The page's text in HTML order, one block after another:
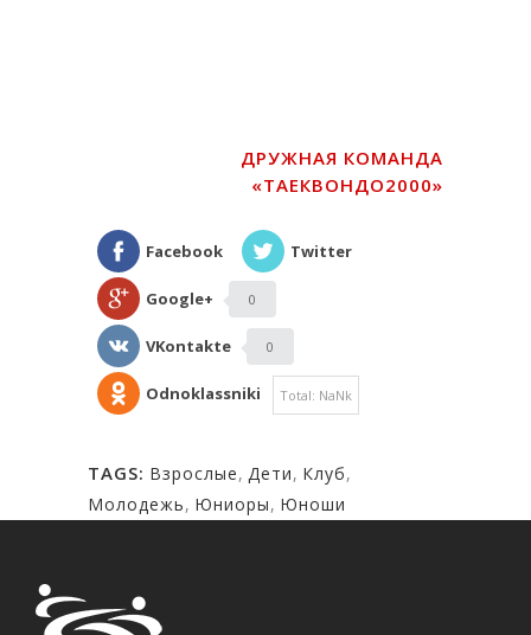
ДРУЖНАЯ КОМАНДА
«ТАЕКВОНДО2000»
Facebook Twitter
Google+ 0
VKontakte 0
Odnoklassniki Total: NaNk
TAGS: Взрослые, Дети, Клуб,
Молодежь, Юниоры, Юноши